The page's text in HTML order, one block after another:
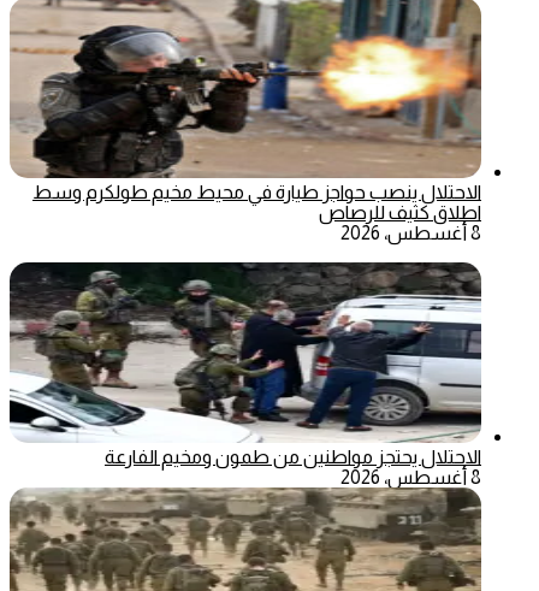
الاحتلال ينصب حواجز طيارة في محيط مخيم طولكرم وسط
اطلاق كثيف للرصاص
8 أغسطس، 2026
الاحتلال يحتجز مواطنين من طمون ومخيم الفارعة
8 أغسطس، 2026